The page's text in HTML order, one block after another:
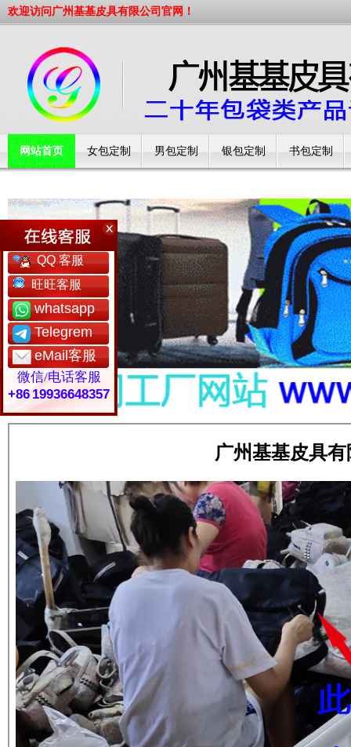
欢迎访问广州基基皮具有限公司官网！
网站首页 女包定制 男包定制 银包定制 书包定制
QQ 客服
旺旺客服
whatsapp
Telegrem
eMail客服
微信/电话客服
+86 19936648357